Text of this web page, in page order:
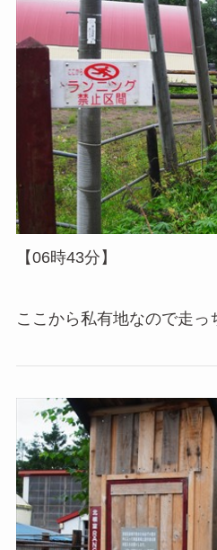
【06時43分】
ここから私有地なので走っ